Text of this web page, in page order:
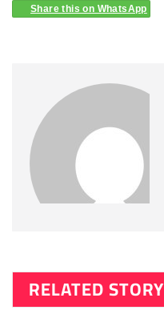
Share this on WhatsApp
RELATED STORY